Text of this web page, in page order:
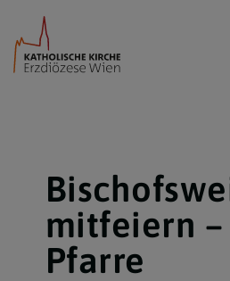
mitfeiern
Pfarre